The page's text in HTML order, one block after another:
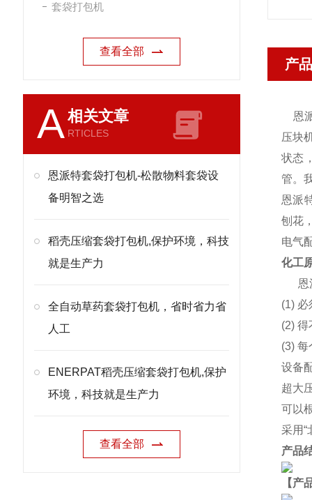
套袋打包机
查看全部
A相关文章
RTICLES
恩派特套袋打包机-松散物料套袋设
备明智之选
稻壳压缩套袋打包机,保护环境，科技
就是生产力
全自动草药套袋打包机，省时省力省
人工
ENERPAT稻壳压缩套袋打包机,保护
环境，科技就是生产力
查看全部
产
恩
压块
状态
管。
恩派
刨花
电气
化工
恩
(1)
(2)
(3)
设备
超大
可以
采用“
产品
【产